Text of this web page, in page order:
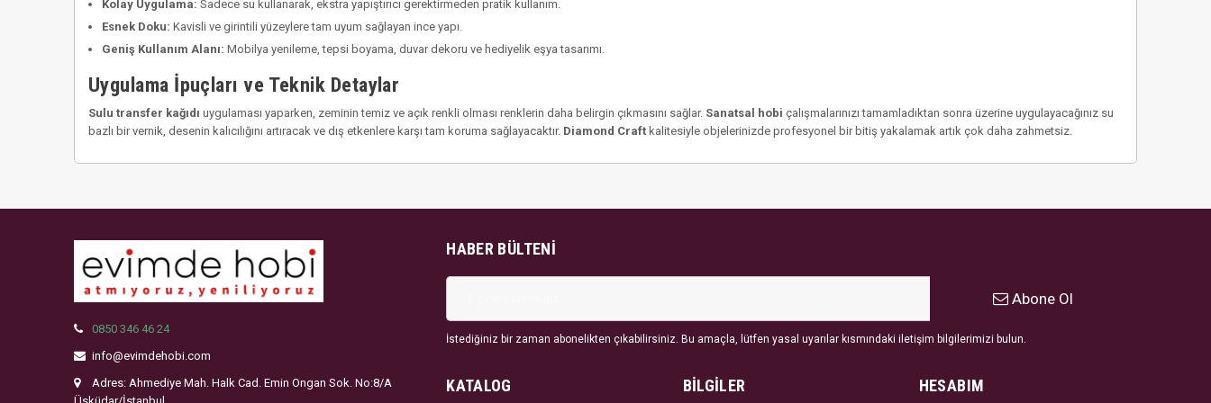
Kolay Uygulama: Sadece su kullanarak, ekstra yapıştırıcı gerektirmeden pratik kullanım.
Esnek Doku: Kavisli ve girintili yüzeylere tam uyum sağlayan ince yapı.
Geniş Kullanım Alanı: Mobilya yenileme, tepsi boyama, duvar dekoru ve hediyelik eşya tasarımı.
Uygulama İpuçları ve Teknik Detaylar
Sulu transfer kağıdı uygulaması yaparken, zeminin temiz ve açık renkli olması renklerin daha belirgin çıkmasını sağlar. Sanatsal hobi çalışmalarınızı tamamladıktan sonra üzerine uygulayacağınız su
bazlı bir vernik, desenin kalıcılığını artıracak ve dış etkenlere karşı tam koruma sağlayacaktır. Diamond Craft kalitesiyle objelerinizde profesyonel bir bitiş yakalamak artık çok daha zahmetsiz.
0850 346 46 24
info@evimdehobi.com
Adres: Ahmediye Mah. Halk Cad. Emin Ongan Sok. No:8/A
HABER BÜLTENI
Abone Ol
İstediğiniz bir zaman abonelikten çıkabilirsiniz. Bu amaçla, lütfen yasal uyarılar kısmındaki iletişim bilgilerimizi bulun.
KATALOG BİLGİLER HESABIM